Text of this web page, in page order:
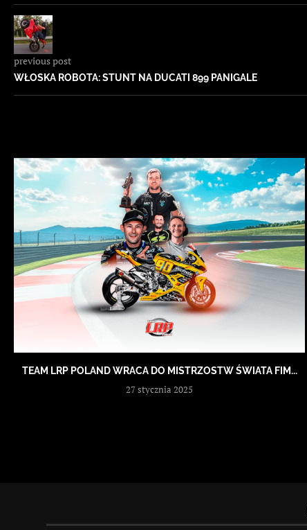
previous post
WŁOSKA ROBOTA: STUNT NA DUCATI 899 PANIGALE
TEAM LRP POLAND WRACA DO MISTRZOSTW ŚWIATA FIM...
27 stycznia 2025